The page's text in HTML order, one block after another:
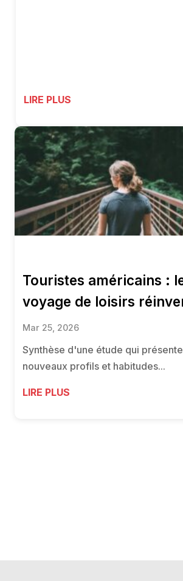
LIRE PLUS
Touristes américains :
voyage de loisirs
Mar 25, 2026
Synthèse d'une étude qui
nouveaux profils et habitudes...
LIRE PLUS